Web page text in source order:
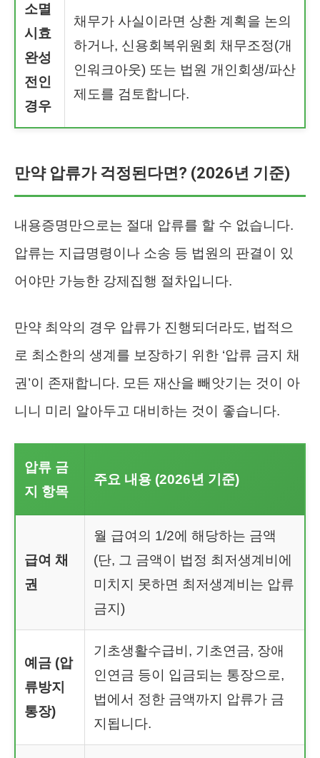
소멸
시효
완성
전인
경우
채무가 사실이라면 상환 계획을 논의
하거나, 신용회복위원회 채무조정(개
인워크아웃) 또는 법원 개인회생/파산
제도를 검토합니다.
만약 압류가 걱정된다면? (2026년 기준)
내용증명만으로는 절대 압류를 할 수 없습니다.
압류는 지급명령이나 소송 등 법원의 판결이 있
어야만 가능한 강제집행 절차입니다.
만약 최악의 경우 압류가 진행되더라도, 법적으
로 최소한의 생계를 보장하기 위한 ‘압류 금지 채
권’이 존재합니다. 모든 재산을 빼앗기는 것이 아
니니 미리 알아두고 대비하는 것이 좋습니다.
압류 금
지 항목
주요 내용 (2026년 기준)
급여 채
권
월 급여의 1/2에 해당하는 금액
(단, 그 금액이 법정 최저생계비에
미치지 못하면 최저생계비는 압류
금지)
예금 (압
류방지
통장)
기초생활수급비, 기초연금, 장애
인연금 등이 입금되는 통장으로,
법에서 정한 금액까지 압류가 금
지됩니다.